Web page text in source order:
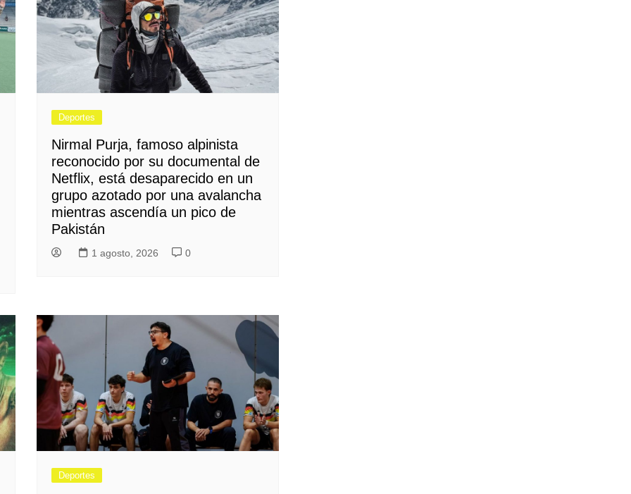
Deportes
Nirmal Purja, famoso alpinista
reconocido por su documental de
Netflix, está desaparecido en un
grupo azotado por una avalancha
mientras ascendía un pico de
Pakistán
1 agosto, 2026 0
Deportes